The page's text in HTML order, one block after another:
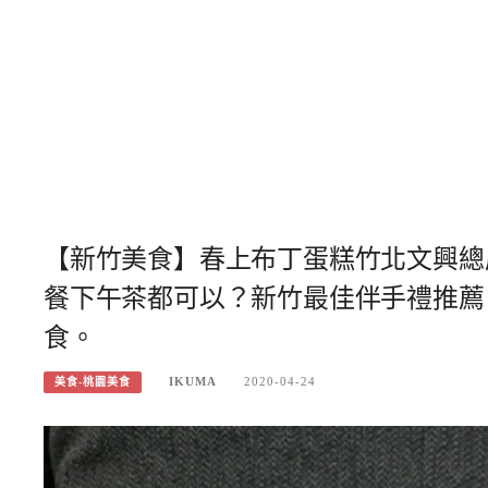
【新竹美食】春上布丁蛋糕竹北文興
餐下午茶都可以？新竹最佳伴手禮推
食。
美食-桃園美食 IKUMA 2020-04-24